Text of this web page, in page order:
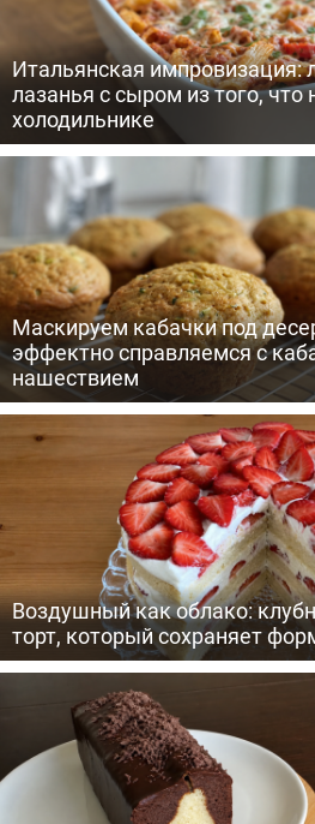
Итальянская импровизация:
лазанья с сыром из того, что
холодильнике
Маскируем кабачки под
эффектно справляемся с
нашествием
Воздушный как облако:
торт, который сохраняет